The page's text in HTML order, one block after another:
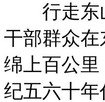
行走东山
干部群众
绵上百公里
纪五六十